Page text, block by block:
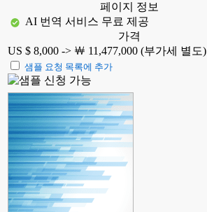
페이지 정보
AI 번역 서비스 무료 제공
가격
US $ 8,000 -> ￦ 11,477,000 (부가세 별도)
샘플 요청 목록에 추가